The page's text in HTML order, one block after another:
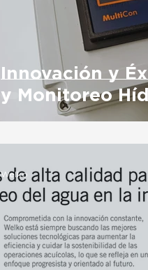
Innovación y
y Monitoreo
Welko